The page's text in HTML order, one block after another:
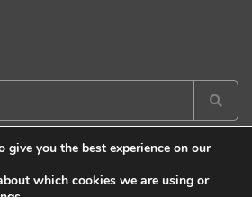
give you the best experience on our
which cookies we are using or